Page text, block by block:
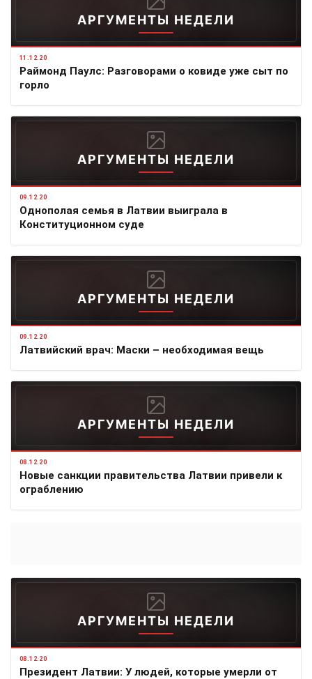
АРГУМЕНТЫ НЕДЕЛИ
11.12.20
Раймонд Паулс: Разговорами о ковиде уже сыт по
горло
АРГУМЕНТЫ НЕДЕЛИ
09.12.20
Однополая семья в Латвии выиграла в
Конституционном суде
АРГУМЕНТЫ НЕДЕЛИ
09.12.20
Латвийский врач: Маски – необходимая вещь
АРГУМЕНТЫ НЕДЕЛИ
08.12.20
Новые санкции правительства Латвии привели к
ограблению
АРГУМЕНТЫ НЕДЕЛИ
08.12.20
Президент Латвии: У людей, которые умерли от